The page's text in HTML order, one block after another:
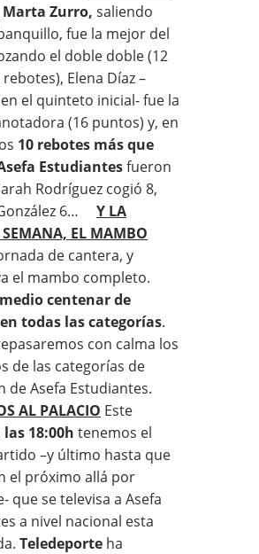
Marta Zurro, saliendo
fue la mejor del
el doble doble (12
Elena Díaz –
el quinteto inicial- fue la
(16 puntos) y, en
10 rebotes más que
Estudiantesfueron
Rodríguez cogió 8,
6… Y LA
SEMANA, EL MAMBO
de cantera, y
el mambo completo.
medio centenar de
todas las categorías.
con calma los
de las categorías de
de Asefa Estudiantes.
AL PALACIO Este
18:00h tenemos el
–y último hasta que
el próximo allá por
que se televisa a Asefa
a nivel nacional esta
Teledeporte ha